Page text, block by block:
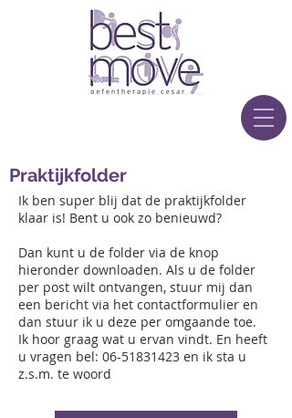
Praktijkfolder
Ik ben super blij dat de praktijkfolder
klaar is! Bent u ook zo benieuwd?
Dan kunt u de folder via de knop
hieronder downloaden. Als u de folder
per post wilt ontvangen, stuur mij dan
een bericht via het contactformulier en
dan stuur ik u deze per omgaande toe.
Ik hoor graag wat u ervan vindt. En heeft
u vragen bel: 06-51831423 en ik sta u
z.s.m. te woord